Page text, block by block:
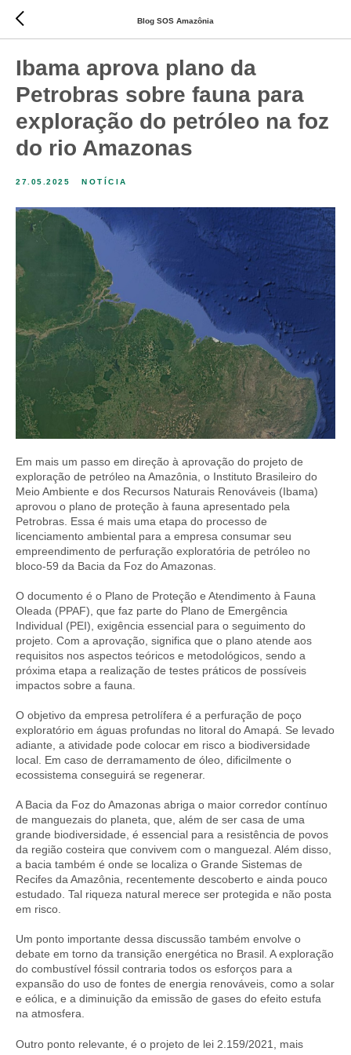
Blog SOS Amazônia
Ibama aprova plano da
Petrobras sobre fauna para
exploração do petróleo na foz
do rio Amazonas
27.05.2025 NOTÍCIA
Em mais um passo em direção à aprovação do projeto de
exploração de petróleo na Amazônia, o Instituto Brasileiro do
Meio Ambiente e dos Recursos Naturais Renováveis (Ibama)
aprovou o plano de proteção à fauna apresentado pela
Petrobras. Essa é mais uma etapa do processo de
licenciamento ambiental para a empresa consumar seu
empreendimento de perfuração exploratória de petróleo no
bloco-59 da Bacia da Foz do Amazonas.
O documento é o Plano de Proteção e Atendimento à Fauna
Oleada (PPAF), que faz parte do Plano de Emergência
Individual (PEI), exigência essencial para o seguimento do
projeto. Com a aprovação, significa que o plano atende aos
requisitos nos aspectos teóricos e metodológicos, sendo a
próxima etapa a realização de testes práticos de possíveis
impactos sobre a fauna.
O objetivo da empresa petrolífera é a perfuração de poço
exploratório em águas profundas no litoral do Amapá. Se levado
adiante, a atividade pode colocar em risco a biodiversidade
local. Em caso de derramamento de óleo, dificilmente o
ecossistema conseguirá se regenerar.
A Bacia da Foz do Amazonas abriga o maior corredor contínuo
de manguezais do planeta, que, além de ser casa de uma
grande biodiversidade, é essencial para a resistência de povos
da região costeira que convivem com o manguezal. Além disso,
a bacia também é onde se localiza o Grande Sistemas de
Recifes da Amazônia, recentemente descoberto e ainda pouco
estudado. Tal riqueza natural merece ser protegida e não posta
em risco.
Um ponto importante dessa discussão também envolve o
debate em torno da transição energética no Brasil. A exploração
do combustível fóssil contraria todos os esforços para a
expansão do uso de fontes de energia renováveis, como a solar
e eólica, e a diminuição da emissão de gases do efeito estufa
na atmosfera.
Outro ponto relevante, é o projeto de lei 2.159/2021, mais